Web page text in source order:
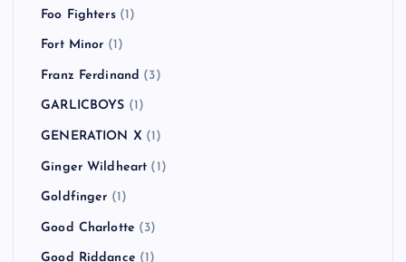
Foo Fighters(1)
Fort Minor (1)
Franz Ferdinand (3)
GARLICBOYS (1)
GENERATION X (1)
Ginger Wildheart (1)
Goldfinger (1)
Good Charlotte (3)
Good Riddance (1)